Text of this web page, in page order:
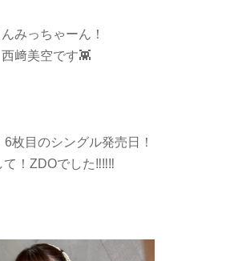
んみっちゃーん！
西﨑美空です👾
枚目のシングル発売日！
て！ZDOでした‼️‼️‼️